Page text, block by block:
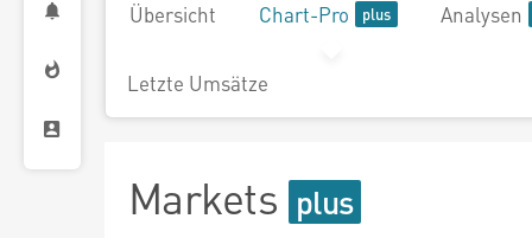
Übersicht Chart-Pro Analysen
Letzte Umsätze
Markets